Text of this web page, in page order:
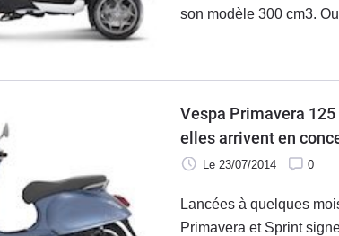
son modèle 300 cm3. Outre le coup de crayon affiné, il
arrière de type ASR
Vespa Primavera
elles arrivent en
Le 23/07/2014 0
Lancées à quelques
Primavera et Sprint